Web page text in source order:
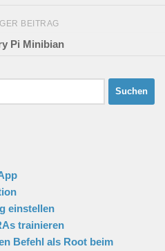
BEITRAG
Pi Minibian
einstellen
trainieren
Befehl als Root beim